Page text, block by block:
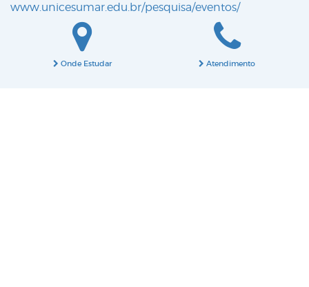
www.unicesumar.edu.br/pesquisa/eventos/
Onde Estudar Atendimento